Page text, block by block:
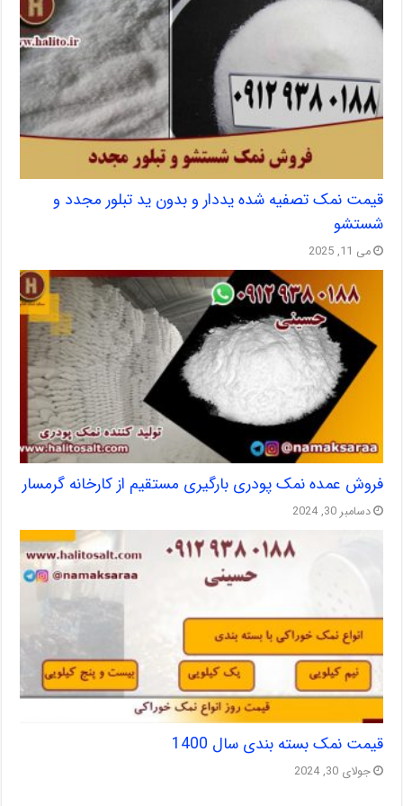
قیمت نمک تصفیه شده یددار و بدون ید تبلور مجدد و
شستشو
می 11, 2025
فروش عمده نمک پودری بارگیری مستقیم از کارخانه گرمسار
دسامبر 30, 2024
قیمت نمک بسته بندی سال 1400
جولای 30, 2024